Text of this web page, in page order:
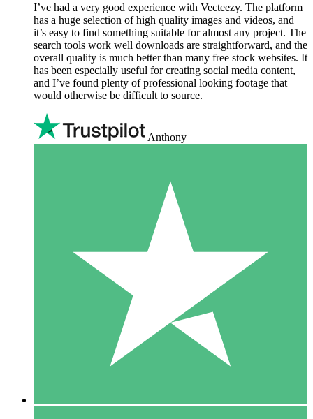
I’ve had a very good experience with Vecteezy. The platform
has a huge selection of high quality images and videos, and
it’s easy to find something suitable for almost any project. The
search tools work well downloads are straightforward, and the
overall quality is much better than many free stock websites. It
has been especially useful for creating social media content,
and I’ve found plenty of professional looking footage that
would otherwise be difficult to source.
Anthony